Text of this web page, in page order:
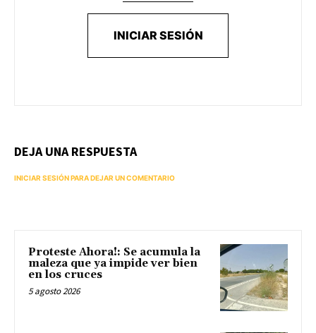
INICIAR SESIÓN
DEJA UNA RESPUESTA
INICIAR SESIÓN PARA DEJAR UN COMENTARIO
Proteste Ahora!: Se acumula la
maleza que ya impide ver bien
en los cruces
5 agosto 2026